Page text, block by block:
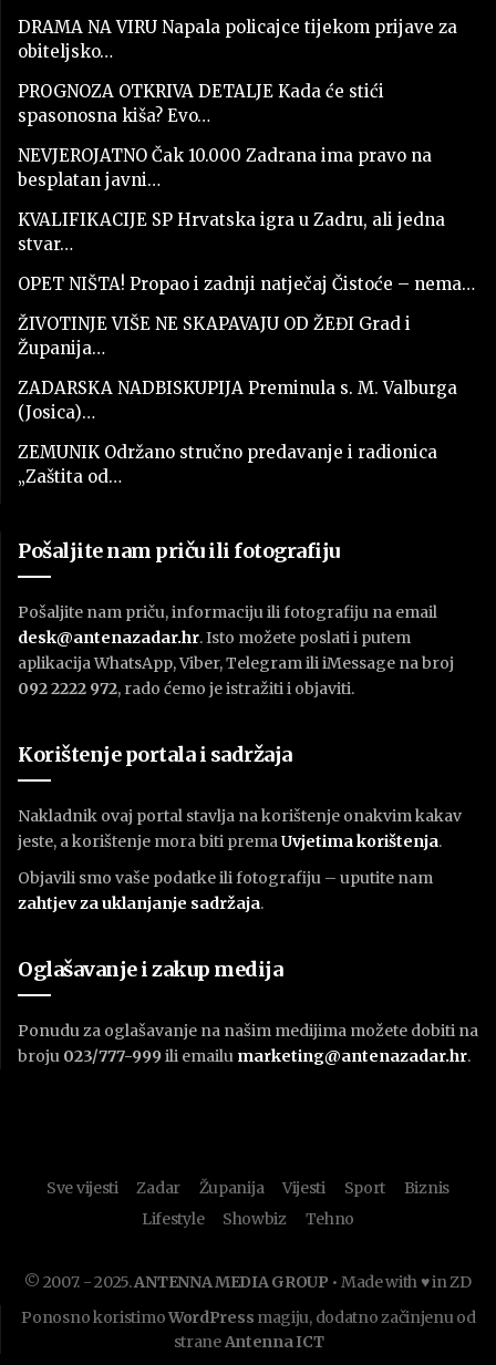
DRAMA NA VIRU Napala policajce tijekom prijave za
obiteljsko…
PROGNOZA OTKRIVA DETALJE Kada će stići
spasonosna kiša? Evo…
NEVJEROJATNO Čak 10.000 Zadrana ima pravo na
besplatan javni…
KVALIFIKACIJE SP Hrvatska igra u Zadru, ali jedna
stvar…
OPET NIŠTA! Propao i zadnji natječaj Čistoće – nema…
ŽIVOTINJE VIŠE NE SKAPAVAJU OD ŽEĐI Grad i
Županija…
ZADARSKA NADBISKUPIJA Preminula s. M. Valburga
(Josica)…
ZEMUNIK Održano stručno predavanje i radionica
„Zaštita od…
Pošaljite nam priču ili fotografiju
Pošaljite nam priču, informaciju ili fotografiju na email
desk@antenazadar.hr. Isto možete poslati i putem
aplikacija WhatsApp, Viber, Telegram ili iMessage na broj
092 2222 972, rado ćemo je istražiti i objaviti.
Korištenje portala i sadržaja
Nakladnik ovaj portal stavlja na korištenje onakvim kakav
jeste, a korištenje mora biti premaUvjetima korištenja.
Objavili smo vaše podatke ili fotografiju – uputite nam
zahtjev za uklanjanje sadržaja.
Oglašavanje i zakup medija
Ponudu za oglašavanje na našim medijima možete dobiti na
broju 023/777-999 ili emailu marketing@antenazadar.hr.
Sve vijesti Zadar Županija Vijesti Sport
Biznis
Lifestyle
Showbiz Tehno
© 2007. - 2025.ANTENNA MEDIA GROUP • Made with ♥ in ZD
Ponosno koristimoWordPress magiju, dodatno začinjenu od
straneAntenna ICT